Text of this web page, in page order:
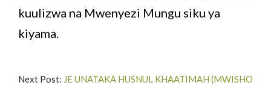
kuulizwa na Mwenyezi Mungu siku ya
kiyama.
Next Post: JE UNATAKA HUSNUL KHAATIMAH (MWISHO